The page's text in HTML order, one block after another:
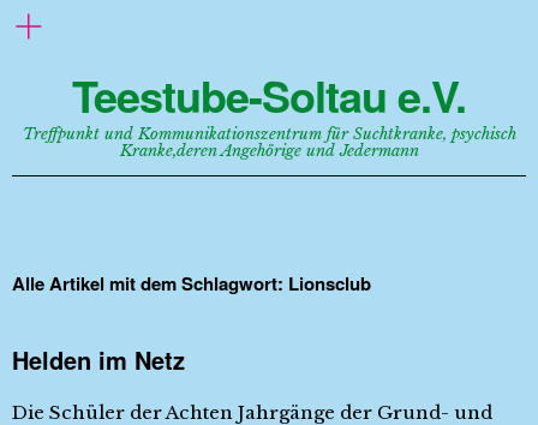
Teestube-Soltau e.V.
Treffpunkt und Kommunikationszentrum für Suchtkranke, psychisch
Kranke,deren Angehörige und Jedermann
Alle Artikel mit dem Schlagwort: Lionsclub
Helden im Netz
Die Schüler der Achten Jahrgänge der Grund- und